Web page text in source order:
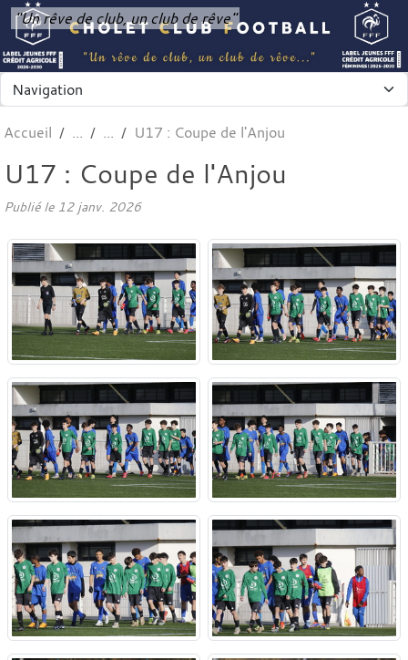
"Un rêve de club, un club de rêve"
Accueil U17 : Coupe de l'Anjou
U17 : Coupe de l'Anjou
Publié le 12 janv. 2026
Panneau de gestion des cookies